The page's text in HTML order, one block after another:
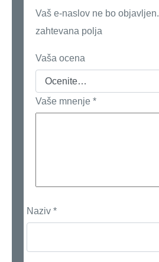
Vaš e-naslov ne bo objavljen.
zahtevana polja
Vaša ocena
Vaše mnenje *
Naziv *